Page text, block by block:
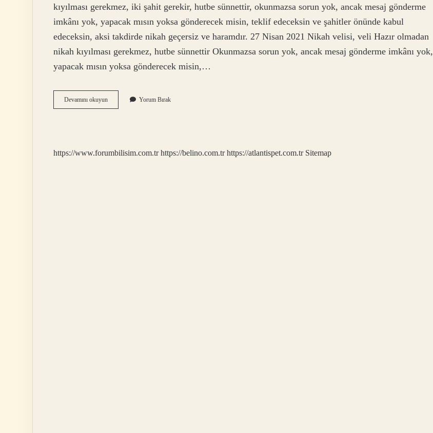
kıyılması gerekmez, iki şahit gerekir, hutbe sünnettir, okunmazsa sorun yok, ancak mesaj gönderme
imkânı yok, yapacak mısın yoksa gönderecek misin, teklif edeceksin ve şahitler önünde kabul
edeceksin, aksi takdirde nikah geçersiz ve haramdır. 27 Nisan 2021 Nikah velisi, veli Hazır olmadan
nikah kıyılması gerekmez, hutbe sünnettir Okunmazsa sorun yok, ancak mesaj gönderme imkânı yok,
yapacak mısın yoksa gönderecek misin,…
Devamını okuyunTelefondan
Imam
Yorum Bırak
https://www.forumbilisim.com.tr https://belino.com.tr https://atlantispet.com.tr Sitemap